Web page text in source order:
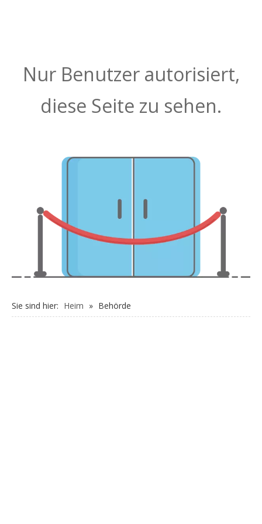
Nur Benutzer autorisiert,
diese Seite zu sehen.
Sie sind hier: Heim » Behörde